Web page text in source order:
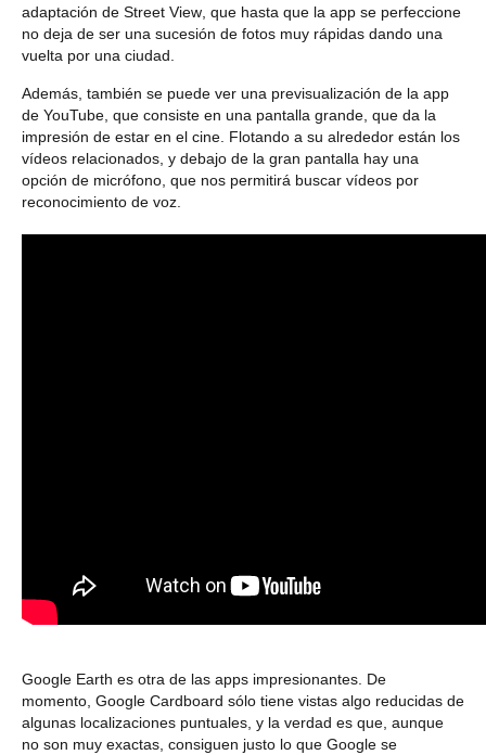
adaptación de Street View , que hasta que la app se perfeccione
no deja de ser una sucesión de fotos muy rápidas dando una
vuelta por una ciudad
Además, también se puede ver una previsualización de la app
de YouTube, que consiste en una pantalla grande, que da la
impresión de estar en el cine . Flotando a su alrededor están los
vídeos relacionados, y debajo de la gran pantalla hay una
opción de micrófono, que nos permitirá buscar vídeos por
reconocimiento de voz.
Google Earth es otra de las apps impresionantes. De
momento, Google Cardboard sólo tiene vistas algo reducidas de
algunas localizaciones puntuales , y la verdad es que, aunque
no son muy exactas, consiguen justo lo que Google se